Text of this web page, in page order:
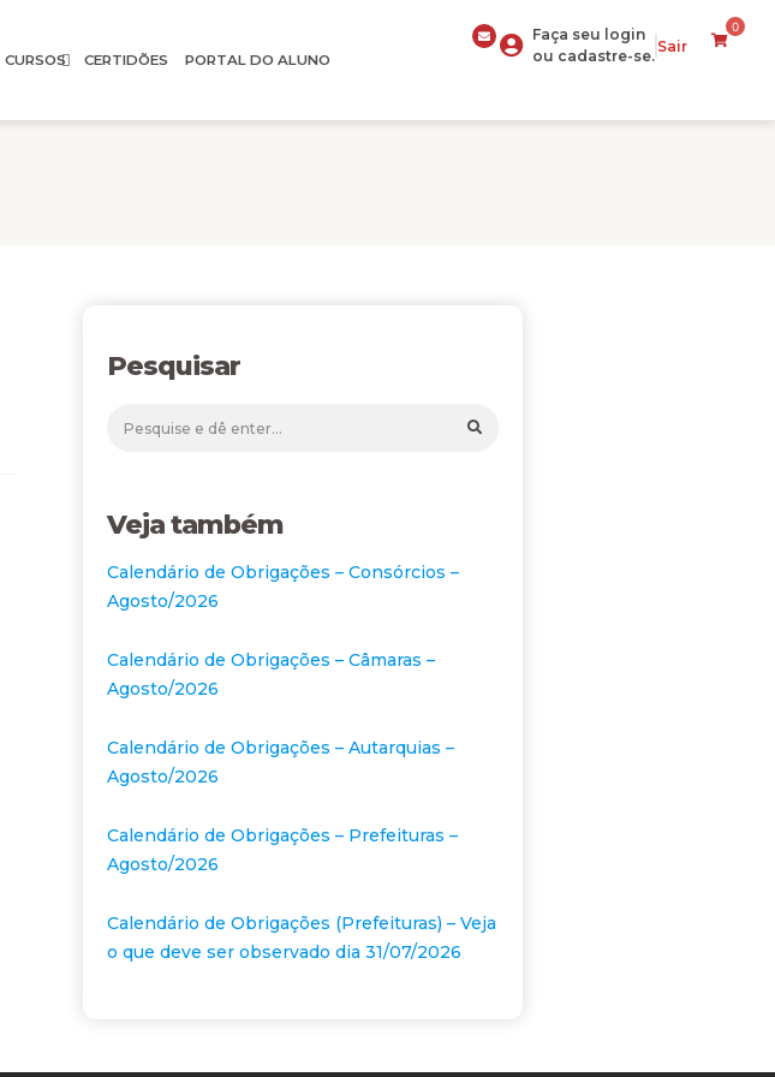
CURSOS CERTIDÕES PORTAL DO ALUNO
Faça seu login
ou cadastre-se.
Sair
0
Pesquisar
Veja também
Calendário de Obrigações – Consórcios –
Agosto/2026
Calendário de Obrigações – Câmaras –
Agosto/2026
Calendário de Obrigações – Autarquias –
Agosto/2026
Calendário de Obrigações – Prefeituras –
Agosto/2026
Calendário de Obrigações (Prefeituras) – Veja
o que deve ser observado dia 31/07/2026